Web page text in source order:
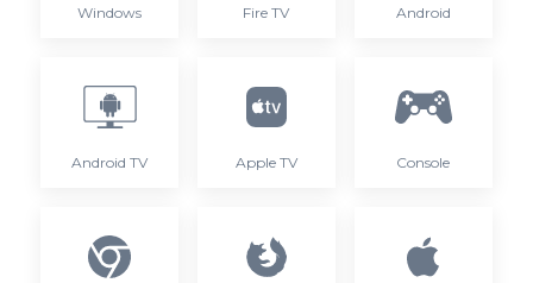
Windows Fire TV Android
Android TV Apple TV Console